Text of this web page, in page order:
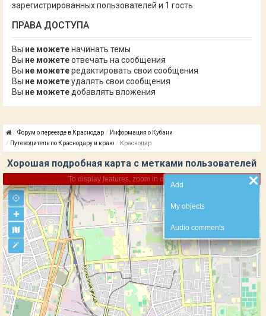
зарегистрированных пользователей и 1 гость
ПРАВА ДОСТУПА
Вы не можетеначинать темы
Вы не можетеотвечать на сообщения
Вы не можетередактировать свои сообщения
Вы не можетеудалять свои сообщения
Вы не можете добавлять вложения
Форум о переезде в Краснодар
Информация о Кубани
Путеводитель по Краснодару и краю
Краснодар
Хорошая подробная карта с метками пользователей